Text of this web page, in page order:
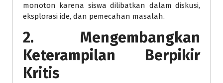
monoton karena siswa dilibatkan dalam diskusi,
eksplorasi ide, dan pemecahan masalah.
2. Mengembangkan
Keterampilan Berpikir
Kritis